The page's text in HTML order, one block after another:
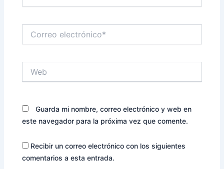
electrónico*
Guarda mi nombre, correo electrónico y web en
este navegador para la próxima vez que comente.
Recibir un correo electrónico con los siguientes
comentarios a esta entrada.